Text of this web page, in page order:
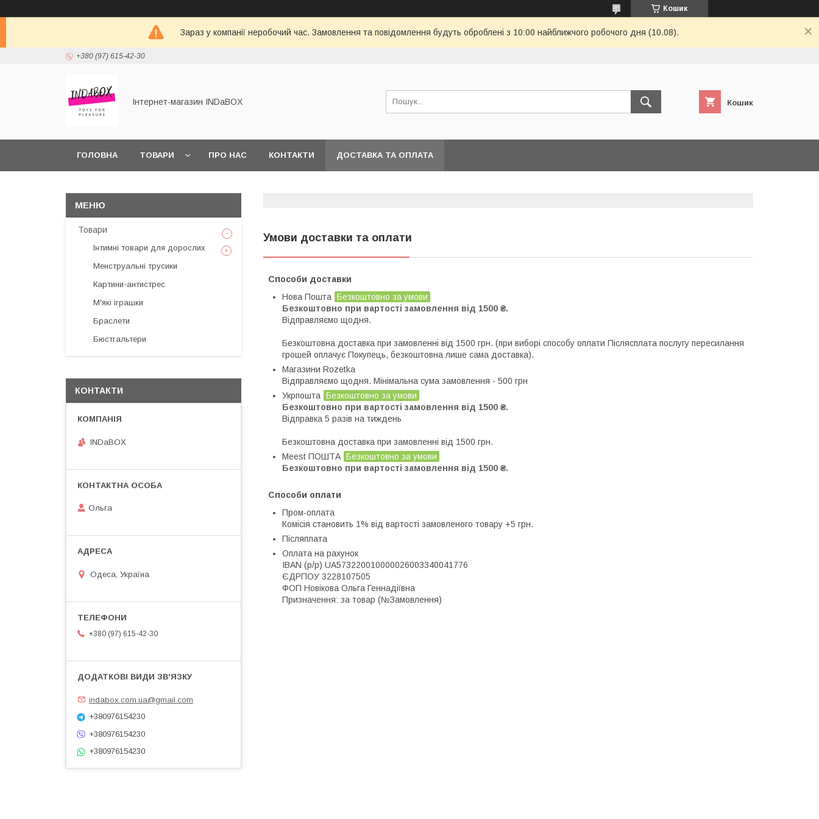
Кошик
Зараз у компанії неробочий час. Замовлення та повідомлення будуть оброблені з 10:00 найближчого робочого дня (10.08).
+380 (97) 615-42-30
Інтернет-магазин INDaBOX Кошик
ГОЛОВНА ТОВАРИ ПРО НАС КОНТАКТИ ДОСТАВКА ТА ОПЛАТА
Умови доставки та оплати
Способи доставки
Нова Пошта Безкоштовно за умови
Безкоштовно при вартості замовлення від 1500 ₴.
Відправляємо щодня.
Безкоштовна доставка при замовленні від 1500 грн. (при виборі способу оплати Післясплата послугу пересилання
грошей оплачує Покупець, безкоштовна лише сама доставка).
Магазини Rozetka
Відправляємо щодня. Мінімальна сума замовлення - 500 грн
Укрпошта Безкоштовно за умови
Безкоштовно при вартості замовлення від 1500 ₴.
Відправка 5 разів на тиждень
Безкоштовна доставка при замовленні від 1500 грн.
Meest ПОШТА Безкоштовно за умови
Безкоштовно при вартості замовлення від 1500 ₴.
Способи оплати
Пром-оплата
Комісія становить 1% від вартості замовленого товару +5 грн.
Післяплата
Оплата на рахунок
IBAN (р/р) UA573220010000026003340041776
ЄДРПОУ 3228107505
ФОП Новікова Ольга Геннадіївна
Призначення: за товар (№Замовлення)
Товари
Інтимні товари для дорослих
Менструальні трусики
Картини-антистрес
М'які іграшки
Браслети
Бюстгальтери
КОНТАКТИ
INDaBOX
Ольга
Одеса, Україна
+380 (97) 615-42-30
indabox.com.ua@gmail.com
+380976154230
+380976154230
+380976154230